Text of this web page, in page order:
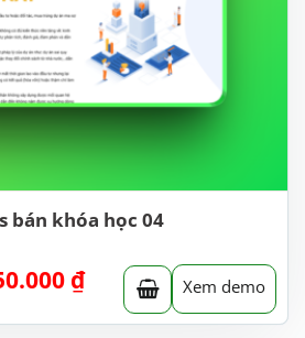
bán khóa học 04
₫Giá
hiện
tại
Xem demo